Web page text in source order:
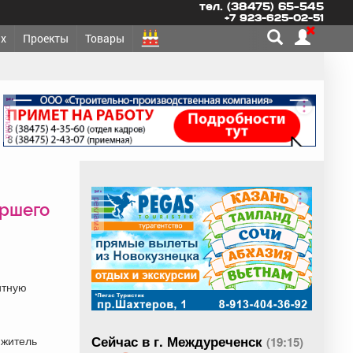
тел. (38475) 65-545
+7 923-625-02-51
Проекты Товары
реклама
реклама
Сейчас в г. Междуреченск (19:15)